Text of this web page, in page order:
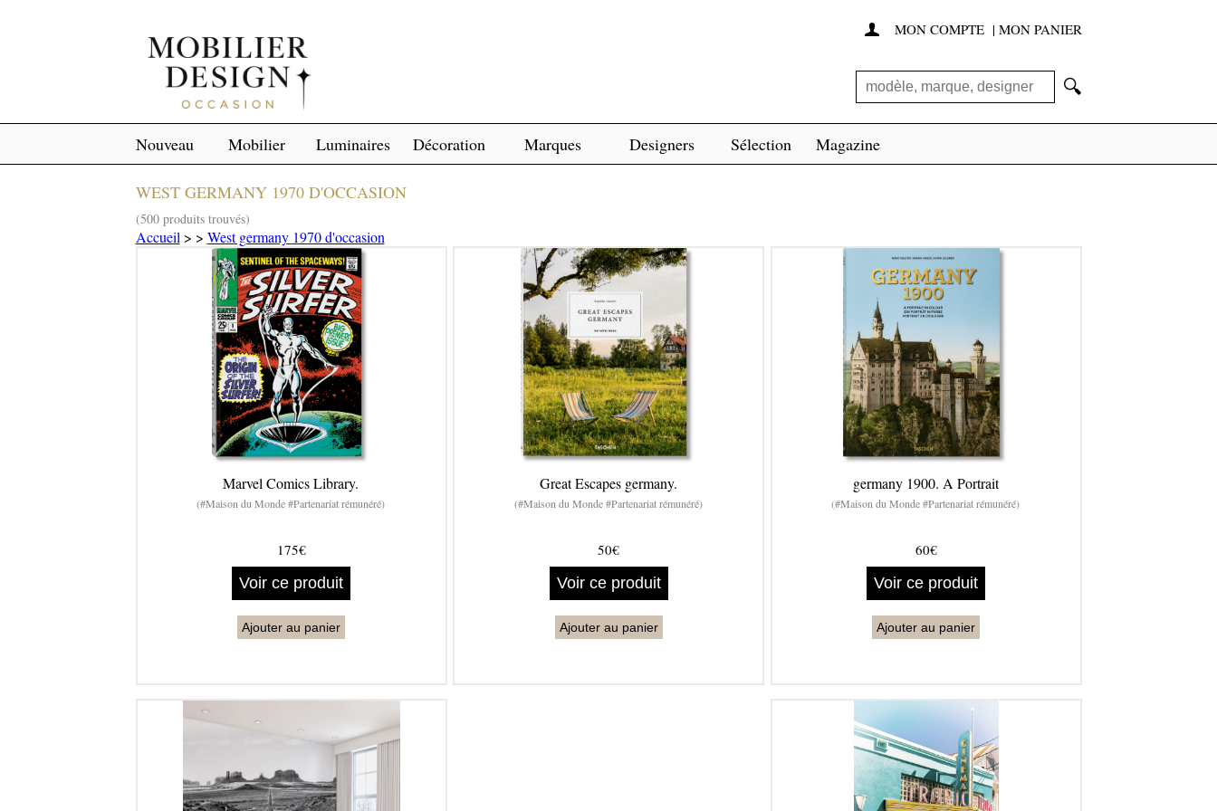
 MON COMPTE | MON PANIER
🔍
Nouveau Mobilier Luminaires Décoration Marques Designers Sélection Magazine
WEST GERMANY 1970 D'OCCASION
(500 produits trouvés)
Accueil> > West germany 1970 d'occasion
Marvel Comics Library.
(#Maison du Monde #Partenariat rémunéré)
175€
Voir ce produit
Ajouter au panier
Great Escapes germany.
(#Maison du Monde #Partenariat rémunéré)
50€
Voir ce produit
Ajouter au panier
germany 1900. A Portrait
(#Maison du Monde #Partenariat rémunéré)
60€
Voir ce produit
Ajouter au panier